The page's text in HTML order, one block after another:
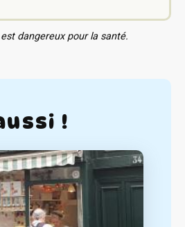
dangereux pour la santé.
!